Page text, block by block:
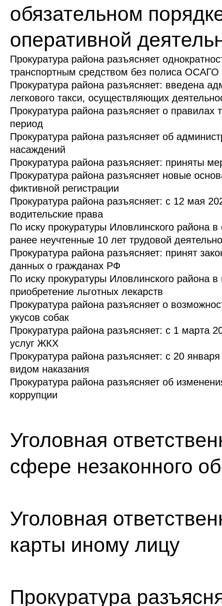
обязательном
оперативной
Прокуратура района разъясняет
транспортным средством без полиса ОСАГО
Прокуратура района разъясняет: введена
легкового такси, осуществляющих
Прокуратура района разъясняет о правилах
период
Прокуратура района разъясняет об
насаждений
Прокуратура района разъясняет: приняты
Прокуратура района разъясняет новые
фиктивной регистрации
Прокуратура района разъясняет: с 12 мая
водительские права
По иску прокуратуры Иловлинского района
ранее неучтенные 10 лет трудовой
Прокуратура района разъясняет: принят
данных о гражданах РФ
По иску прокуратуры Иловлинского района
приобретение льготных лекарств
Прокуратура района разъясняет о
укусов собак
Прокуратура района разъясняет: c 1 марта
услуг ЖКХ
Прокуратура района разъясняет: с 20
видом наказания
Прокуратура района разъясняет об
коррупции
Уголовная
сфере незаконного
Уголовная
карты иному лицу
Прокуратура